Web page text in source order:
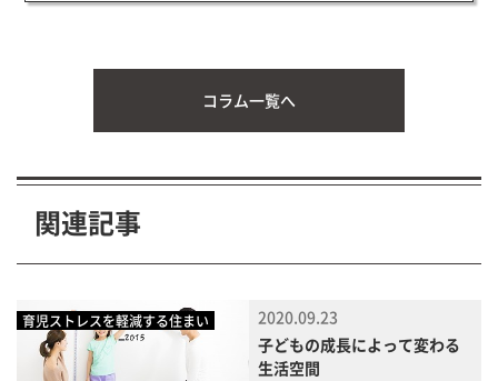
コラム一覧へ
関連記事
育児ストレスを軽減する住まい
2020.09.23
子どもの成長によって変わる
生活空間